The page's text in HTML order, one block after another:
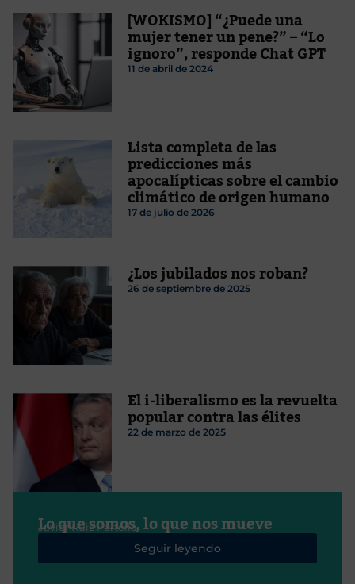
[WOKISMO] “¿Puede una
mujer tener un pene?” – “Lo
ignoro”, responde Chat GPT
11 de abril de 2024
Lista completa de las
predicciones más
apocalípticas sobre el cambio
climático de origen humano
17 de julio de 2026
¿Los jubilados nos roban?
26 de septiembre de 2025
El i-liberalismo es la revuelta
popular contra las élites
22 de marzo de 2025
Lo que somos, lo que nos mueve
Javier Ruiz Portella
Seguir leyendo